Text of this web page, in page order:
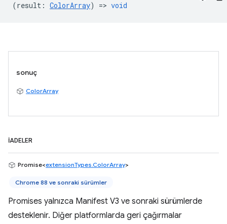
(result : ColorArray) => void
sonuç
ColorArray
İADELER
Promise<extensionTypes.ColorArray>
Chrome 88 ve sonraki sürümler
Promises yalnızca Manifest V3 ve sonraki sürümlerde
desteklenir. Diğer platformlarda geri çağırmalar